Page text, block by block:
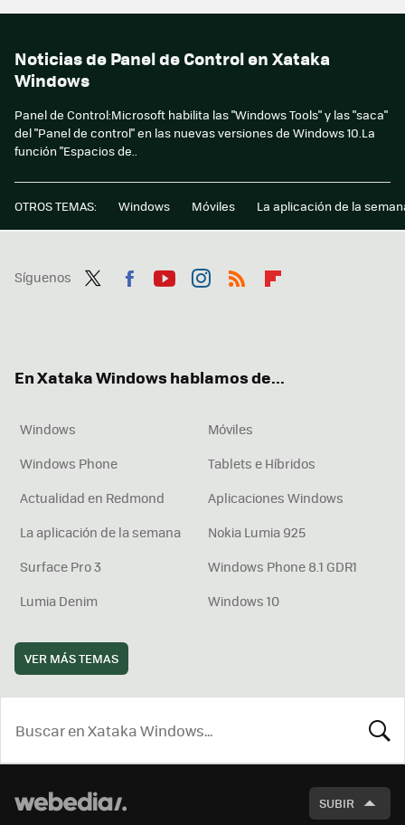
Noticias de Panel de Control en Xataka
Windows
Panel de Control:Microsoft habilita las "Windows Tools" y las "saca"
del "Panel de control" en las nuevas versiones de Windows 10.La
función "Espacios de..
OTROS TEMAS: Windows Móviles La aplicación de la
Síguenos
En Xataka Windows hablamos de...
Windows
Móviles
Windows Phone
Tablets e Híbridos
Actualidad en Redmond
Aplicaciones Windows
La aplicación de la semana
Nokia Lumia 925
Surface Pro 3
Windows Phone 8.1 GDR1
Lumia Denim
Windows 10
VER MÁS TEMAS
SUBIR